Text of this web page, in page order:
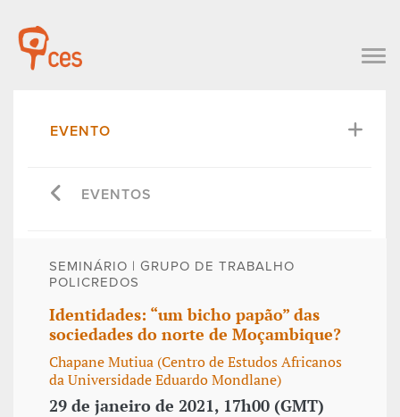
EVENTO
EVENTOS
SEMINÁRIO | GRUPO DE TRABALHO
POLICREDOS
Identidades: “um bicho papão” das
sociedades do norte de Moçambique?
Chapane Mutiua (Centro de Estudos Africanos
da Universidade Eduardo Mondlane)
29 de janeiro de 2021, 17h00 (GMT)